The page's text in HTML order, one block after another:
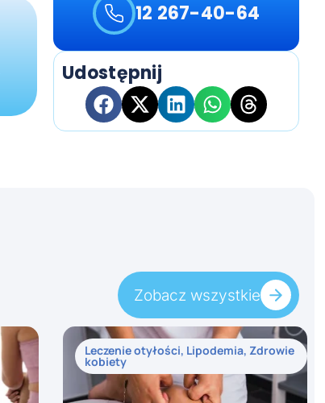
12 267-40-64
Udostępnij
Zobacz wszystkie
Leczenie otyłości, Lipodemia,Zdrowie
kobiety